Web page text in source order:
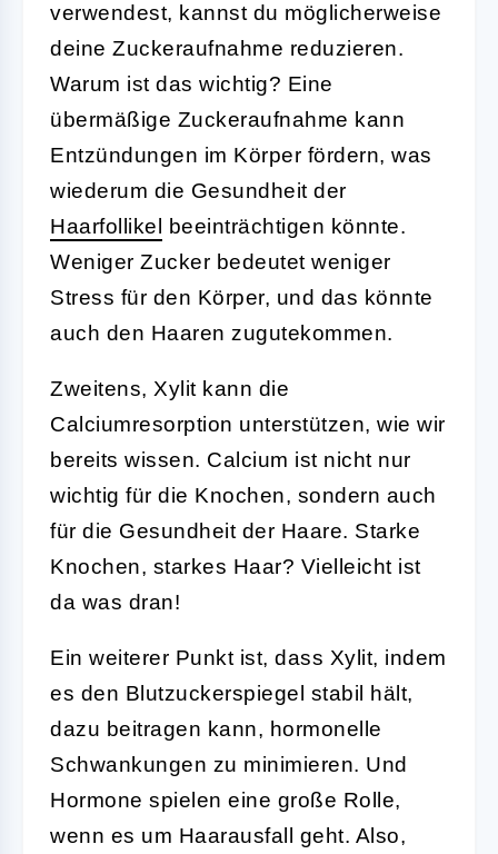
verwendest, kannst du möglicherweise
deine Zuckeraufnahme reduzieren.
Warum ist das wichtig? Eine
übermäßige Zuckeraufnahme kann
Entzündungen im Körper fördern, was
wiederum die Gesundheit der
Haarfollikel
beeinträchtigen könnte.
Weniger Zucker bedeutet weniger
Stress für den Körper, und das könnte
auch den Haaren zugutekommen.
Zweitens, Xylit kann die
Calciumresorption unterstützen, wie wir
bereits wissen. Calcium ist nicht nur
wichtig für die Knochen, sondern auch
für die Gesundheit der Haare. Starke
Knochen, starkes Haar? Vielleicht ist
da was dran!
Ein weiterer Punkt ist, dass Xylit, indem
es den Blutzuckerspiegel stabil hält,
dazu beitragen kann, hormonelle
Schwankungen zu minimieren. Und
Hormone spielen eine große Rolle,
wenn es um Haarausfall geht. Also,